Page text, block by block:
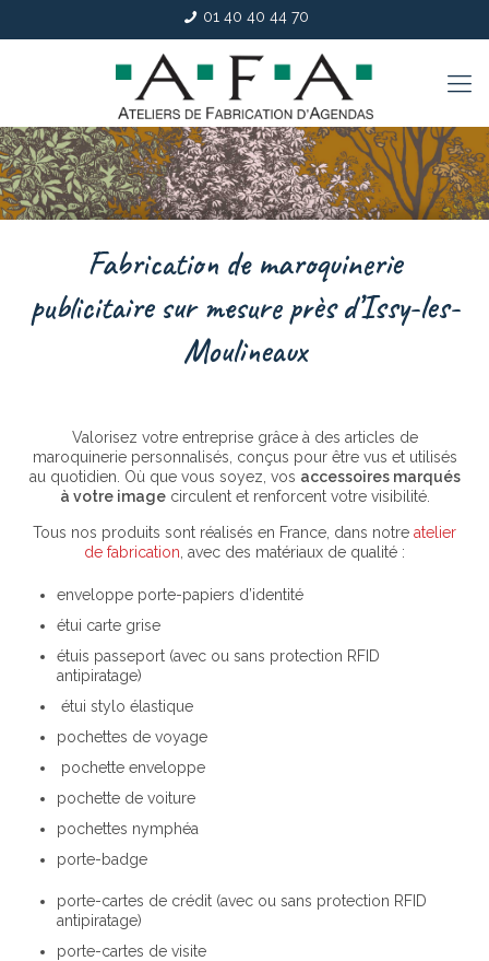
01 40 40 44 70
Fabrication de maroquinerie
publicitaire sur mesure près d’Issy-les-
Moulineaux
Valorisez votre entreprise grâce à des articles de
maroquinerie personnalisés, conçus pour être vus et utilisés
au quotidien. Où que vous soyez, vos accessoires marqués
à votre imagecirculent et renforcent votre visibilité.
Tous nos produits sont réalisés en France, dans notre atelier
de fabrication , avec des matériaux de qualité :
enveloppe porte-papiers d’identité
étui carte grise
étuis passeport (avec ou sans protection RFID
antipiratage)
étui stylo élastique
pochettes de voyage
pochette enveloppe
pochette de voiture
pochettes nymphéa
porte-badge
porte-cartes de crédit (avec ou sans protection RFID
antipiratage)
porte-cartes de visite